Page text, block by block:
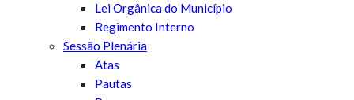
Lei Orgânica do Município
Regimento Interno
Sessão Plenária
Atas
Pautas